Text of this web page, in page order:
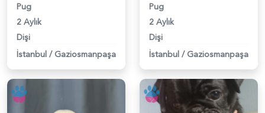
Pug
2 Aylık
Dişi
İstanbul / Gaziosmanpaşa
Pug
2 Aylık
Dişi
İstanbul / Gaziosmanpaşa